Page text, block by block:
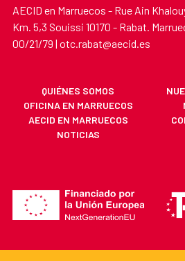
AECID en Marruecos - Rue Ain
Km. 5,3 Souissi 10170 - Rabat.
00/21/79 | otc.rabat@aecid.es
QUIÉNES SOMOS
OFICINA EN MARRUECOS
AECID EN MARRUECOS
NOTICIAS